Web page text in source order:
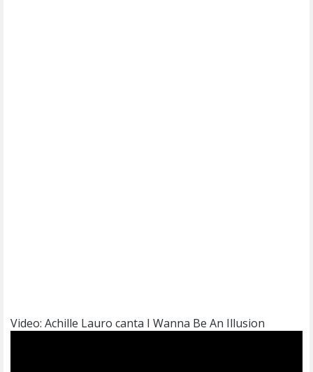
Video: Achille Lauro canta I Wanna Be An Illusion